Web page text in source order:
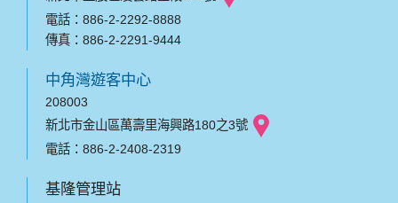
電話：886-2-2292-8888
傳真：886-2-2291-9444
中角灣遊客中心
208003
新北市金山區萬壽里海興路180之3號
電話：886-2-2408-2319
基隆管理站